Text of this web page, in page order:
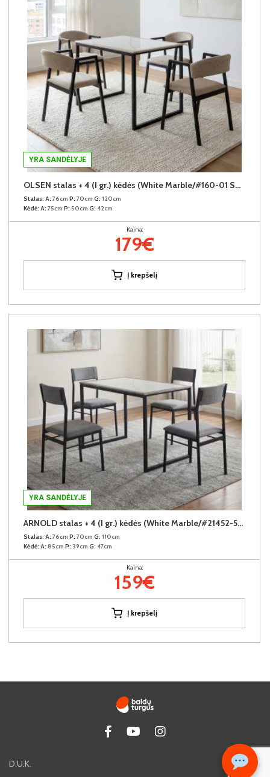
YRA SANDĖLYJE
OLSEN stalas + 4 (I gr.) kėdės (White Marble/#160-01 Sonoma/378-08 Rusvas)
Stalas: A: 76cm P: 70cm G: 120cm
Kėdė: A: 75cm P: 50cm G: 42cm
Kaina:
179€
Į krepšelį
YRA SANDĖLYJE
ARNOLD stalas + 4 (I gr.) kėdės (White Marble/#21452-55 Cement/378-26 Pilkas)
Stalas: A: 76cm P: 70cm G: 110cm
Kėdė: A: 85cm P: 39cm G: 47cm
Kaina:
159€
Į krepšelį
D.U.K.